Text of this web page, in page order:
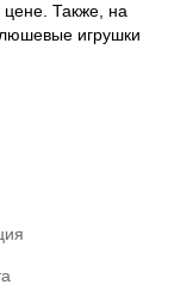
Также, на
игрушки